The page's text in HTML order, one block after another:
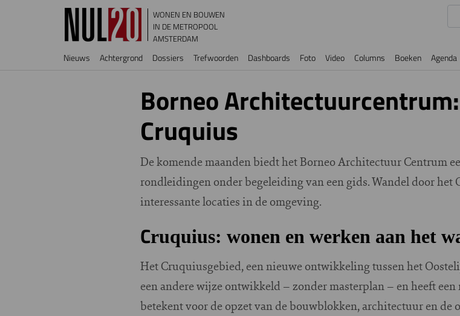
Overslaan en naar de inhoud gaan
WONEN EN BOUWEN
IN DE METROPOOL
AMSTERDAM
Hoofdnavigatie
Nieuws Achtergrond Dossiers Trefwoorden Dashboards Foto Video Columns Boeken Agenda
Borneo
Cruquius
De komende maanden biedt het Borneo Architectuur Centrum
rondleidingen onder begeleiding van een gids. Wandel door het
interessante locaties in de omgeving.
Cruquius: wonen en werken aan het
Het Cruquiusgebied, een nieuwe ontwikkeling tussen het
een andere wijze ontwikkeld – zonder masterplan – en heeft
betekent voor de opzet van de bouwblokken, architectuur en de